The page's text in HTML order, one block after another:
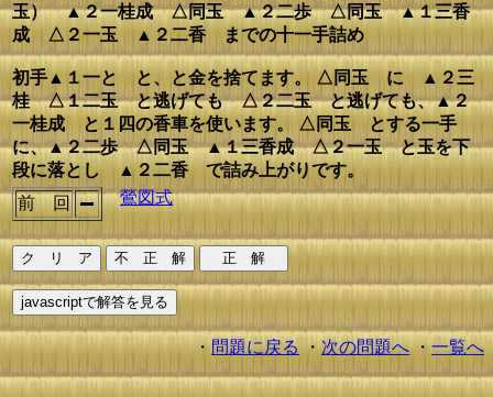
玉） ▲２一桂成 △同玉 ▲２二歩 △同玉 ▲１三香
成 △２一玉 ▲２二香 までの十一手詰め
初手▲１一と と、と金を捨てます。 △同玉 に ▲２三
桂 △１二玉 と逃げても △２二玉 と逃げても、▲２
一桂成 と１四の香車を使います。 △同玉 とする一手
に、▲２二歩 △同玉 ▲１三香成 △２一玉 と玉を下
段に落とし ▲２二香 で詰み上がりです。
前 回
鶯図式
・問題に戻る・次の問題へ・一覧へ